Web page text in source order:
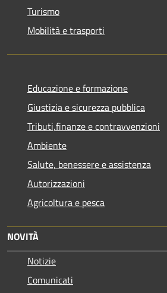
Turismo
Mobilità e trasporti
Educazione e formazione
Giustizia e sicurezza pubblica
Tributi,finanze e contravvenzioni
Ambiente
Salute, benessere e assistenza
Autorizzazioni
Agricoltura e pesca
NOVITÀ
Notizie
Comunicati